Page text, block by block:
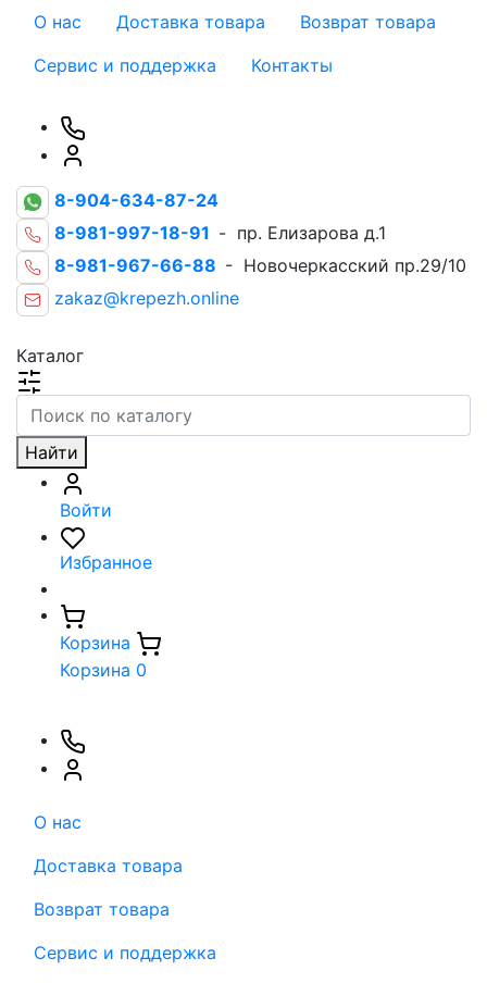
О нас Доставка товара
Возврат товара
Сервис и поддержка
Контакты
8-904-634-87-24
8-981-997-18-91 - пр. Елизарова д.1
8-981-967-66-88 - Новочеркасский пр.29/10
zakaz@krepezh.online
Каталог
Найти
Войти
Избранное
Корзина
Корзина 0
О нас
Доставка товара
Возврат товара
Сервис и поддержка